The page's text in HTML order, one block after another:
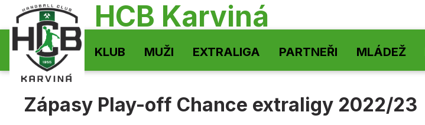
HCB Karviná
KLUB MUŽI EXTRALIGA PARTNEŘI MLÁDEŽ
Zápasy Play-off Chance extraligy 2022/23